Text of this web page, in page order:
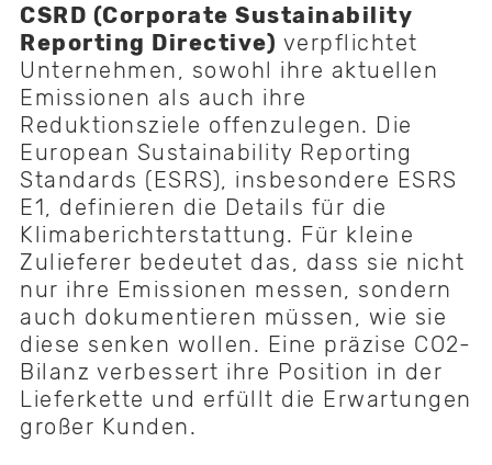
CSRD (Corporate Sustainability
Reporting Directive) verpflichtet
Unternehmen, sowohl ihre aktuellen
Emissionen als auch ihre
Reduktionsziele offenzulegen. Die
European Sustainability Reporting
Standards (ESRS), insbesondere ESRS
E1, definieren die Details für die
Klimaberichterstattung. Für kleine
Zulieferer bedeutet das, dass sie nicht
nur ihre Emissionen messen, sondern
auch dokumentieren müssen, wie sie
diese senken wollen. Eine präzise CO2-
Bilanz verbessert ihre Position in der
Lieferkette und erfüllt die Erwartungen
großer Kunden.